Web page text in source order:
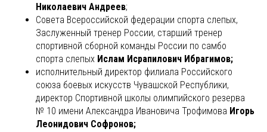
Николаевич Андреев;
Совета Всероссийской федерации спорта слепых,
Заслуженный тренер России, старший тренер
спортивной сборной команды России по самбо
спорта слепых Ислам Исрапилович Ибрагимов;
исполнительный директор филиала Российского
союза боевых искусств Чувашской Республики,
директор Спортивной школы олимпийского резерва
№ 10 имени Александра Ивановича Трофимова Игорь
Леонидович Софронов;